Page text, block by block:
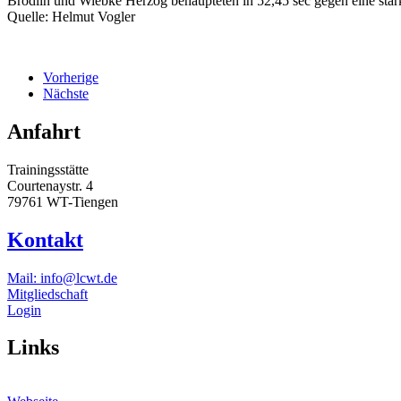
Quelle: Helmut Vogler
Vorherige
Nächste
Anfahrt
Trainingsstätte
Courtenaystr. 4
79761 WT-Tiengen
Kontakt
Mail: info@lcwt.de
Mitgliedschaft
Login
Links